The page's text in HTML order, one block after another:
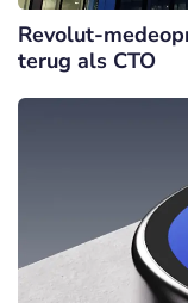
Revolut-
terug als CTO